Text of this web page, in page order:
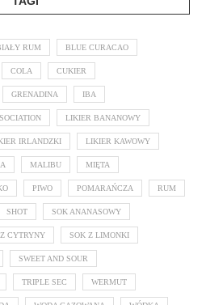
RUM BLUE CURACAO
COLA CUKIER
GRENADINA IBA
LIKIER BANANOWY
IRLANDZKI LIKIER KAWOWY
MALIBU MIĘTA
PIWO POMARAŃCZA RUM
SHOT SOK ANANASOWY
CYTRYNY SOK Z LIMONKI
SWEET AND SOUR
TRIPLE SEC WERMUT